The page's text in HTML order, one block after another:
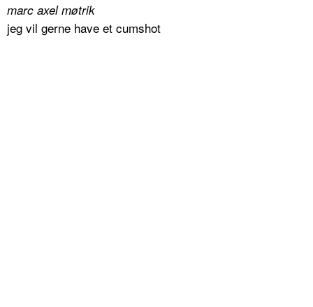
marc axel møtrik
jeg vil gerne have et cumshot